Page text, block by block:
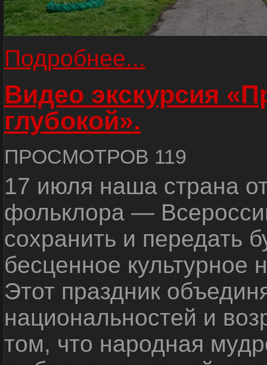
Подробнее...
Видео экскурсия
глубокой».
ПРОСМОТРОВ 119
17 июля наша страна
фольклора —
сохранить и передать
бесценное культурное
Этот праздник
национальностей и
том, что народная